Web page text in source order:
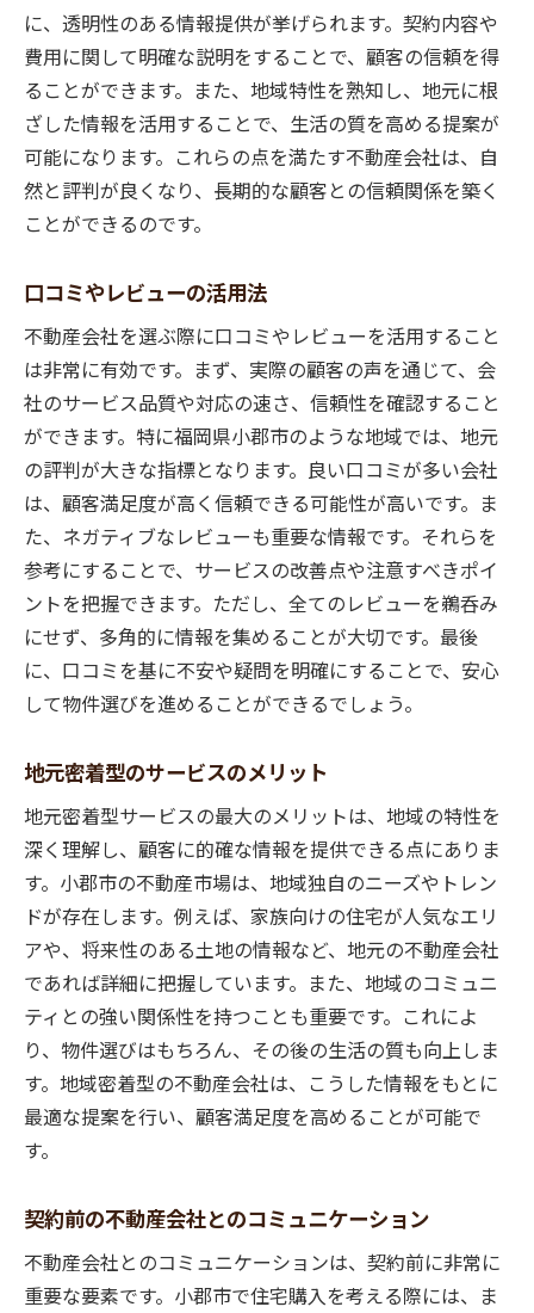
に、透明性のある情報提供が挙げられます。契約内容や
費用に関して明確な説明をすることで、顧客の信頼を得
ることができます。また、地域特性を熟知し、地元に根
ざした情報を活用することで、生活の質を高める提案が
可能になります。これらの点を満たす不動産会社は、自
然と評判が良くなり、長期的な顧客との信頼関係を築く
ことができるのです。
口コミやレビューの活用法
不動産会社を選ぶ際に口コミやレビューを活用すること
は非常に有効です。まず、実際の顧客の声を通じて、会
社のサービス品質や対応の速さ、信頼性を確認すること
ができます。特に福岡県小郡市のような地域では、地元
の評判が大きな指標となります。良い口コミが多い会社
は、顧客満足度が高く信頼できる可能性が高いです。ま
た、ネガティブなレビューも重要な情報です。それらを
参考にすることで、サービスの改善点や注意すべきポイ
ントを把握できます。ただし、全てのレビューを鵜呑み
にせず、多角的に情報を集めることが大切です。最後
に、口コミを基に不安や疑問を明確にすることで、安心
して物件選びを進めることができるでしょう。
地元密着型のサービスのメリット
地元密着型サービスの最大のメリットは、地域の特性を
深く理解し、顧客に的確な情報を提供できる点にありま
す。小郡市の不動産市場は、地域独自のニーズやトレン
ドが存在します。例えば、家族向けの住宅が人気なエリ
アや、将来性のある土地の情報など、地元の不動産会社
であれば詳細に把握しています。また、地域のコミュニ
ティとの強い関係性を持つことも重要です。これによ
り、物件選びはもちろん、その後の生活の質も向上しま
す。地域密着型の不動産会社は、こうした情報をもとに
最適な提案を行い、顧客満足度を高めることが可能で
す。
契約前の不動産会社とのコミュニケーション
不動産会社とのコミュニケーションは、契約前に非常に
重要な要素です。小郡市で住宅購入を考える際には、ま